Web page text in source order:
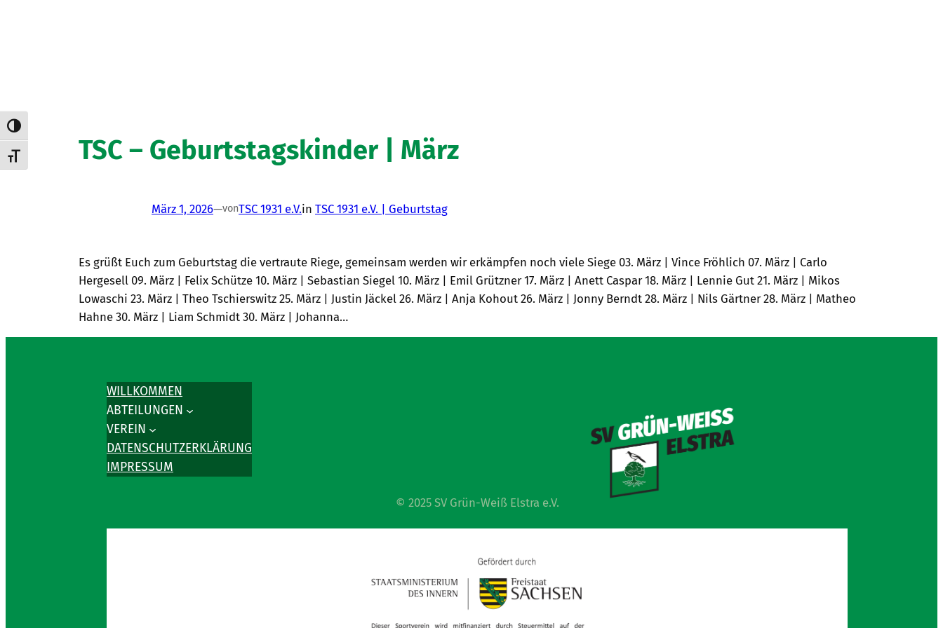
Umschalten auf hohe Kontraste
Schrift vergrößernTSC – Geburtstagskinder | März
März 1, 2026—vonTSC 1931 e.V.in TSC 1931 e.V. | Geburtstag
Es grüßt Euch zum Geburtstag die vertraute Riege, gemeinsam werden wir erkämpfen noch viele Siege 03. März | Vince Fröhlich 07. März | Carlo
Hergesell 09. März | Felix Schütze 10. März | Sebastian Siegel 10. März | Emil Grützner 17. März | Anett Caspar 18. März | Lennie Gut 21. März | Mikos
Lowaschi 23. März | Theo Tschierswitz 25. März | Justin Jäckel 26. März | Anja Kohout 26. März | Jonny Berndt 28. März | Nils Gärtner 28. März | Matheo
Hahne 30. März | Liam Schmidt 30. März | Johanna…
WILLKOMMEN
ABTEILUNGEN
VEREIN
DATENSCHUTZERKLÄRUNG
IMPRESSUM
© 2025 SV Grün-Weiß Elstra e.V.